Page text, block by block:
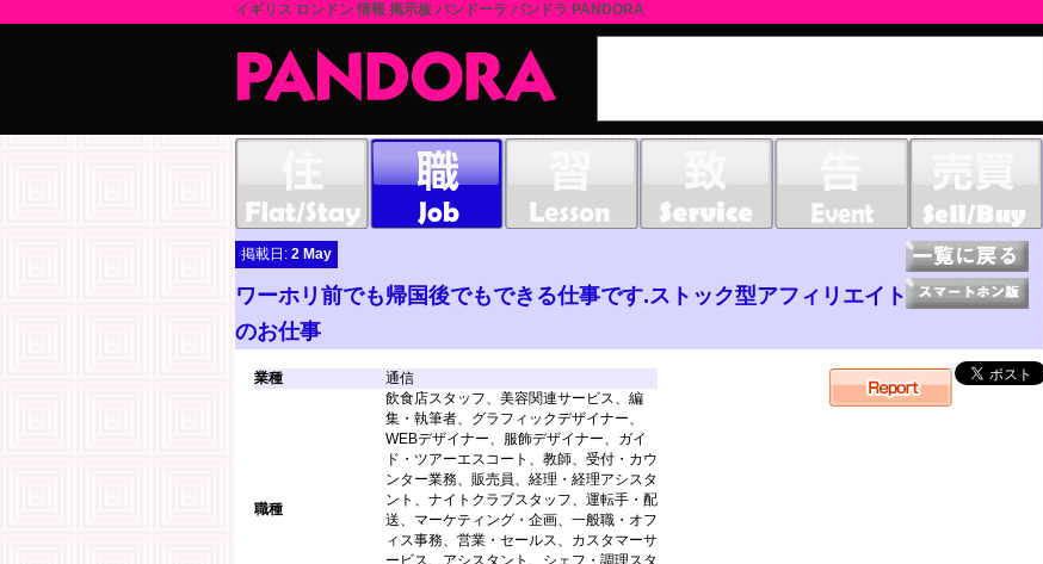
イギリス ロンドン 情報 掲示板 パンドーラ パンドラ PANDORA
掲載日: 2 May
ワーホリ前でも帰国後でもできる仕事です.ストック型アフィリエイト
のお仕事
業種 通信
職種
飲食店スタッフ、美容関連サービス、編
集・執筆者、グラフィックデザイナー、
WEBデザイナー、服飾デザイナー、ガイ
ド・ツアーエスコート、教師、受付・カウ
ンター業務、販売員、経理・経理アシスタ
ント、ナイトクラブスタッフ、運転手・配
送、マーケティング・企画、一般職・オフ
ィス事務、営業・セールス、カスタマーサ
ービス、アシスタント、シェフ・調理スタ